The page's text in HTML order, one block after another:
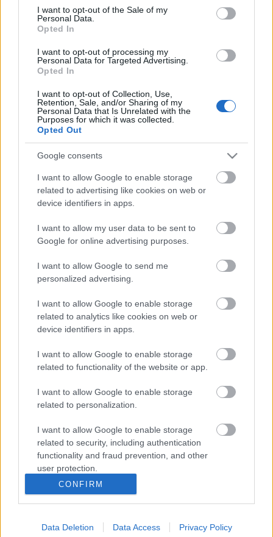
consent section.
I want to opt-out of the Sale of my
Personal Data.
Opted In
I want to opt-out of processing my
Personal Data for Targeted Advertising.
Opted In
I want to opt-out of Collection, Use,
Retention, Sale, and/or Sharing of my
Personal Data that Is Unrelated with the
Purposes for which it was collected.
Opted Out
Google consents
I want to allow Google to enable storage
related to advertising like cookies on web or
device identifiers in apps.
I want to allow my user data to be sent to
Google for online advertising purposes.
I want to allow Google to send me
personalized advertising.
I want to allow Google to enable storage
related to analytics like cookies on web or
device identifiers in apps.
I want to allow Google to enable storage
related to functionality of the website or app.
I want to allow Google to enable storage
related to personalization.
I want to allow Google to enable storage
related to security, including authentication
functionality and fraud prevention, and other
user protection.
CONFIRM
Data Deletion Data Access Privacy Policy
Párizs áll az általános "városmárka" lista élén,
Budapest a 38. helyet foglalja el a városok ...
Költözzünk templomba vagy
zsinagógába?
Zubreczki Dávid •2008. szeptember 09.
Lakna Ön templomban? És zsinagógában? Európa
szerteegyre több templom kap világi funkciót,
számtalan szakrális épület áll üresen . Elég ...